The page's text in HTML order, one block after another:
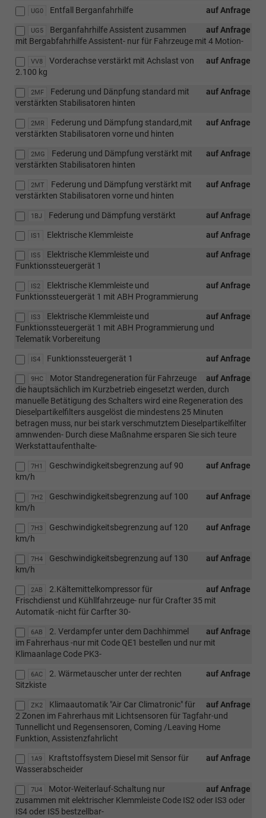
UG0 auf Anfrage
Entfall Berganfahrhilfe
UG5 auf Anfrage
Berganfahrhilfe Assistent zusammen
mit Bergabfahrhilfe Assistent- nur für Fahrzeuge mit 4 Motion-
VV8 auf Anfrage
Vorderachse verstärkt mit Achslast von
2.100 kg
2MF auf Anfrage
Federung und Dänpfung standard mit
verstärkten Stabilisatoren hinten
2MR auf Anfrage
Federung und Dämpfung standard,mit
verstärkten Stabilisatoren vorne und hinten
2MG auf Anfrage
Federung und Dämpfung verstärkt mit
verstärkten Stabilisatoren hinten
2MT auf Anfrage
Federung und Dämpfung verstärkt mit
verstärkten Stabilisatoren vorne und hinten
1BJ auf Anfrage
Federung und Dämpfung verstärkt
IS1 auf Anfrage
Elektrische Klemmleiste
IS5 auf Anfrage
Elektrische Klemmleiste und
Funktionssteuergerät 1
IS2 auf Anfrage
Elektrische Klemmleiste und
Funktionssteuergerät 1 mit ABH Programmierung
IS3 auf Anfrage
Elektrische Klemmleiste und
Funktionssteuergerät 1 mit ABH Programmierung und
Telematik Vorbereitung
IS4 auf Anfrage
Funktionssteuergerät 1
9HC auf Anfrage
Motor Standregeneration für Fahrzeuge
die hauptsächlich im Kurzbetrieb eingesetzt werden, durch
manuelle Betätigung des Schalters wird eine Regeneration des
Dieselpartikelfilters ausgelöst die mindestens 25 Minuten
betragen muss, nur bei stark verschmutztem Dieselpartikelfilter
amnwenden- Durch diese Maßnahme ersparen Sie sich teure
Werkstattaufenthalte-
7H1 auf Anfrage
Geschwindigkeitsbegrenzung auf 90
km/h
7H2 auf Anfrage
Geschwindigkeitsbegrenzung auf 100
km/h
7H3 auf Anfrage
Geschwindigkeitsbegrenzung auf 120
km/h
7H4 auf Anfrage
Geschwindigkeitsbegrenzung auf 130
km/h
2AB auf Anfrage
2.Kältemittelkompressor für
Frischdienst und Kühllfahrzeuge- nur für Crafter 35 mit
Automatik -nicht für Carfter 30-
6AB auf Anfrage
2. Verdampfer unter dem Dachhimmel
im Fahrerhaus -nur mit Code QE1 bestellen und nur mit
Klimaanlage Code PK3-
6AC auf Anfrage
2. Wärmetauscher unter der rechten
Sitzkiste
ZK2 auf Anfrage
Klimaautomatik "Air Car Climatronic" für
2 Zonen im Fahrerhaus mit Lichtsensoren für Tagfahr-und
Tunnellicht und Regensensoren, Coming /Leaving Home
Funktion, Assistenzfahrlicht
1A9 auf Anfrage
Kraftstoffsystem Diesel mit Sensor für
Wasserabscheider
7U4 auf Anfrage
Motor-Weiterlauf-Schaltung nur
zusammen mit elektrischer Klemmleiste Code IS2 oder IS3 oder
IS4 oder IS5 bestzellbar-